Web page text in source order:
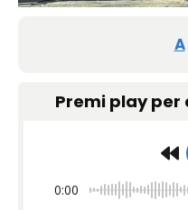
A
Premi play
0:00